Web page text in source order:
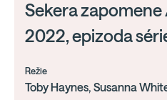
Sekera zapomene
2022, epizoda
Režie
Toby Haynes, Susanna